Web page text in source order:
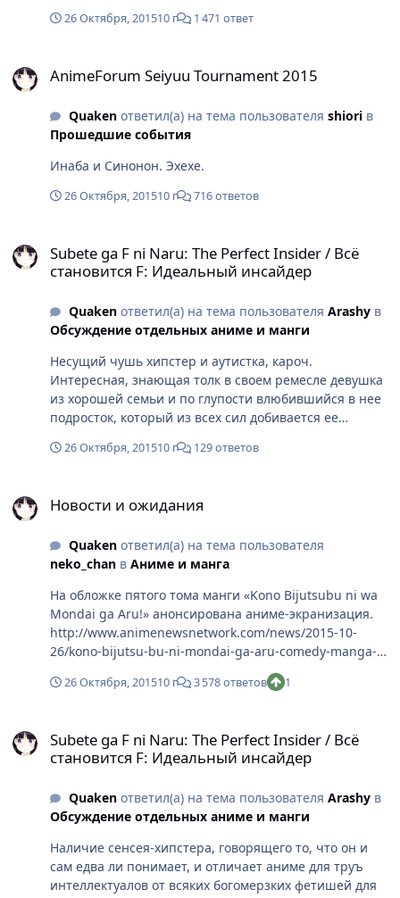
26 Октября, 201510 г 1 471 ответ
AnimeForum Seiyuu Tournament 2015
Quakenответил(а) на тема пользователя shiоriв
Прошедшие события
Инаба и Синонон. Эхехе.
26 Октября, 201510 г 716 ответов
Subete ga F ni Naru: The Perfect Insider / Всё
становится F: Идеальный инсайдер
Quakenответил(а) на тема пользователя Arashyв
Обсуждение отдельных аниме и манги
Несущий чушь хипстер и аутистка, кароч.
Интересная, знающая толк в своем ремесле девушка
из хорошей семьи и по глупости влюбившийся в нее
подросток, который из всех сил добивается ее
себя в точности как должен вести влюбившийся
так могу. ...Но зачем? :)
26 Октября, 201510 г 129 ответов
Новости и ожидания
Quakenответил(а) на тема пользователя
neko_chan в Аниме и манга
На обложке пятого тома манги «Kono Bijutsubu ni wa
Mondai ga Aru!» анонсирована аниме-экранизация.
http://www.animenewsnetwork.com/news/2015-10-
26/kono-bijutsu-bu-ni-mondai-ga-aru-comedy-manga-
бытье художественного кружка в некоей средней
26 Октября, 201510 г 3 578 ответов 1
Subete ga F ni Naru: The Perfect Insider / Всё
становится F: Идеальный инсайдер
Quakenответил(а) на тема пользователя Arashyв
Обсуждение отдельных аниме и манги
Наличие сенсея-хипстера, говорящего то, что он и
сам едва ли понимает, и отличает аниме для труъ
интеллектуалов от всяких богомерзких фетишей для